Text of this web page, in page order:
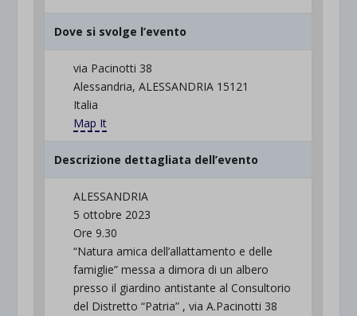
Dove si svolge l’evento
via Pacinotti 38
Alessandria, ALESSANDRIA 15121
Italia
Map It
Descrizione dettagliata dell’evento
ALESSANDRIA
5 ottobre 2023
Ore 9.30
“Natura amica dell’allattamento e delle
famiglie” messa a dimora di un albero
presso il giardino antistante al Consultorio
del Distretto “Patria” , via A.Pacinotti 38